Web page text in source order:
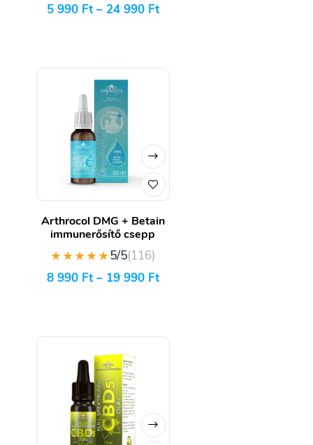
5 990 Ft– 24 990 Ft
Arthrocol DMG + Betain
immunerősítő csepp
★★★★★5/5(116)
8 990 Ft– 19 990 Ft